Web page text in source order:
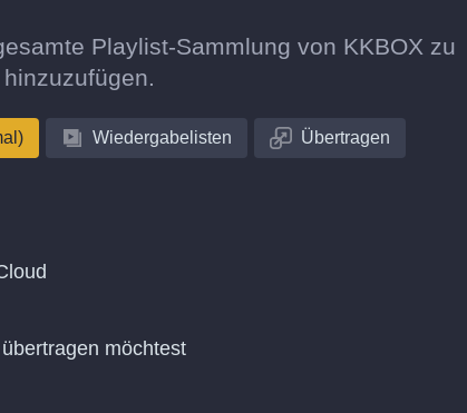
Playlist-Sammlung von KKBOX zu
Wiedergabelisten Übertragen
möchtest